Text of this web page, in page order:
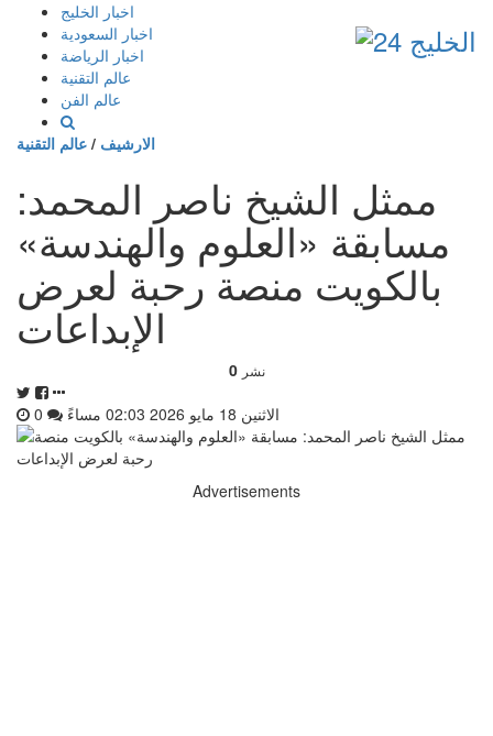
إذهب
المحتوى
اخبار الخليج
اخبار السعودية
اخبار الرياضة
عالم التقنية
عالم الفن
الارشيف / عالم التقنية
ممثل الشيخ ناصر المحمد:
مسابقة «العلوم والهندسة»
بالكويت منصة رحبة لعرض
الإبداعات
0 نشر
الاثنين 18 مايو 2026 02:03 مساءً
Advertisements